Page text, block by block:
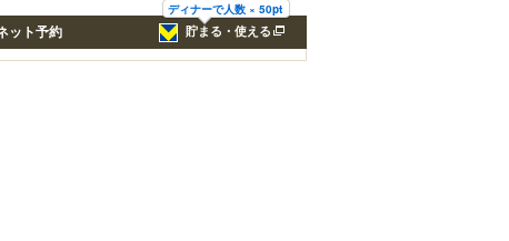
ディナーで人数 × 50pt
貯まる・使える
ット予約